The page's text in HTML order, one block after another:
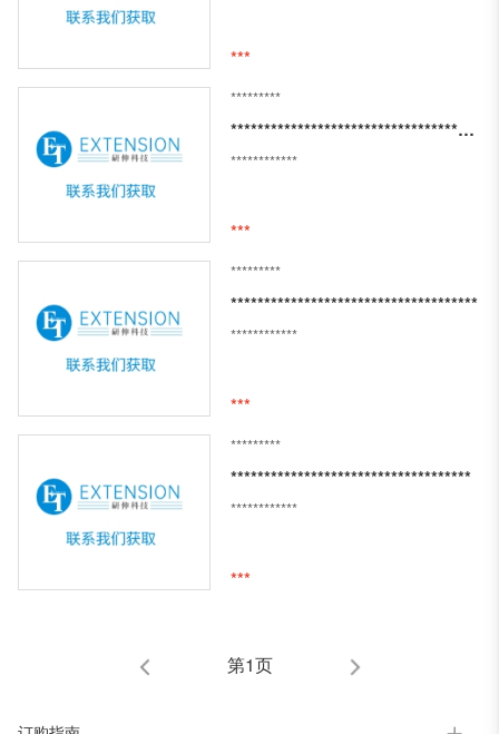
***
*********
****************************************
************
***
*********
*************************************
************
***
*********
************************************
************
***
第1页